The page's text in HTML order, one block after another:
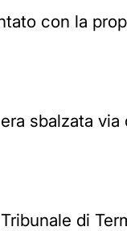
con la
sbalzata
di